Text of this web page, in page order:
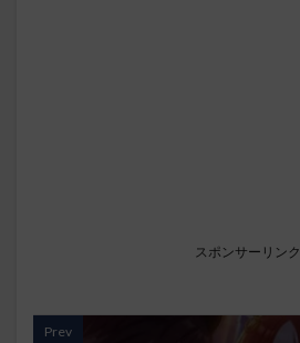
スポンサーリンク
Prev